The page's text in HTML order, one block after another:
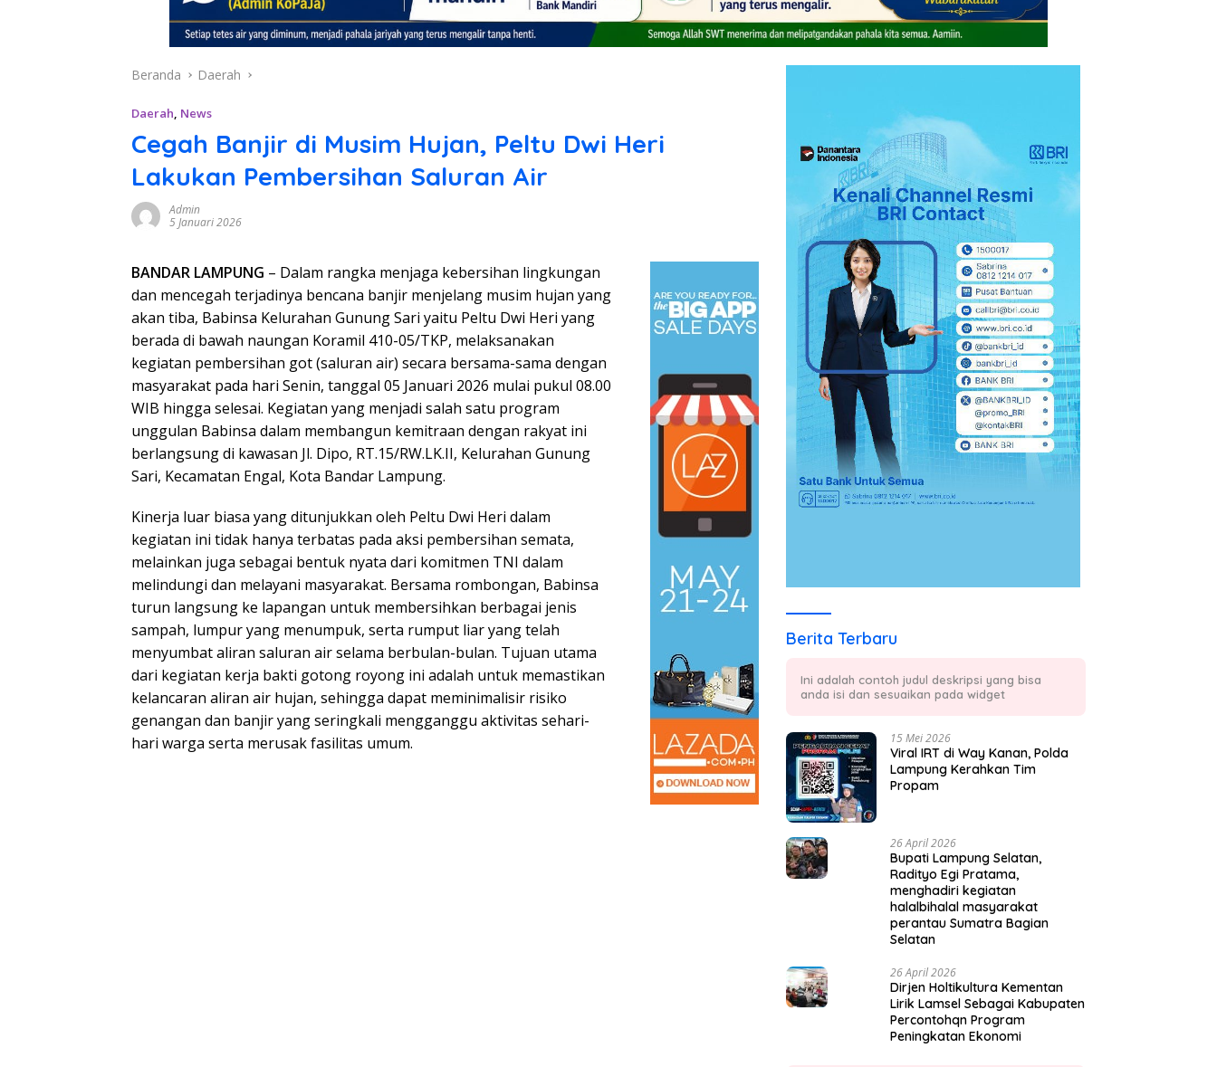
Beranda Daerah
Daerah News
Cegah Banjir di Musim Hujan, Peltu Dwi Heri
Lakukan Pembersihan Saluran Air
Admin
5 Januari 2026
BANDAR LAMPUNG – Dalam rangka menjaga kebersihan lingkungan
dan mencegah terjadinya bencana banjir menjelang musim hujan yang
akan tiba, Babinsa Kelurahan Gunung Sari yaitu Peltu Dwi Heri yang
berada di bawah naungan Koramil 410-05/TKP, melaksanakan
kegiatan pembersihan got (saluran air) secara bersama-sama dengan
masyarakat pada hari Senin, tanggal 05 Januari 2026 mulai pukul 08.00
WIB hingga selesai. Kegiatan yang menjadi salah satu program
unggulan Babinsa dalam membangun kemitraan dengan rakyat ini
berlangsung di kawasan Jl. Dipo, RT.15/RW.LK.II, Kelurahan Gunung
Sari, Kecamatan Engal, Kota Bandar Lampung.
Kinerja luar biasa yang ditunjukkan oleh Peltu Dwi Heri dalam
kegiatan ini tidak hanya terbatas pada aksi pembersihan semata,
melainkan juga sebagai bentuk nyata dari komitmen TNI dalam
melindungi dan melayani masyarakat. Bersama rombongan, Babinsa
turun langsung ke lapangan untuk membersihkan berbagai jenis
sampah, lumpur yang menumpuk, serta rumput liar yang telah
menyumbat aliran saluran air selama berbulan-bulan. Tujuan utama
dari kegiatan kerja bakti gotong royong ini adalah untuk memastikan
kelancaran aliran air hujan, sehingga dapat meminimalisir risiko
genangan dan banjir yang seringkali mengganggu aktivitas sehari-
hari warga serta merusak fasilitas umum.
Berita Terbaru
Ini adalah contoh judul deskripsi yang bisa
anda isi dan sesuaikan pada widget
15 Mei 2026
Viral IRT di Way Kanan, Polda
Lampung Kerahkan Tim
Propam
26 April 2026
Bupati Lampung Selatan,
Radityo Egi Pratama,
menghadiri kegiatan
halalbihalal masyarakat
perantau Sumatra Bagian
Selatan
26 April 2026
Dirjen Holtikultura Kementan
Lirik Lamsel Sebagai Kabupaten
Percontohqn Program
Peningkatan Ekonomi